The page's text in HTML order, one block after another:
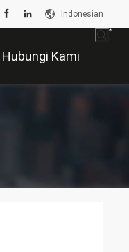
Indonesian
Hubungi Kami